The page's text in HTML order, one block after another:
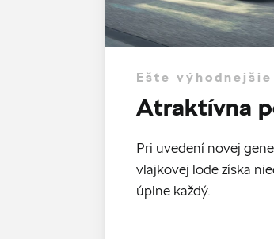
Ešte výhodnejšie
Atraktívna
Pri uvedení novej
vlajkovej lode získa
úplne každý.